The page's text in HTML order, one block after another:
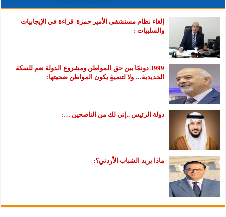
إلغاء نظام مستشفى الأمير حمزة قراءة في الإيجابيات
والسلبيات :
3999 دونمًا بين حق المواطن ومشروع الدولة نعم للسكة
الحديدية… ولا لتنميةٍ يكون المواطن ضحيتها:
دولة الرئيس ..إني لك من الناصحين …:
ماذا يريد الشباب الأردني؟: